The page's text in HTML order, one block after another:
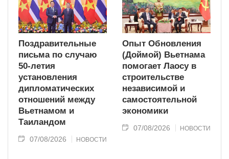
Поздравительные
письма по случаю
50-летия
установления
дипломатических
отношений между
Вьетнамом и
Таиландом
07/08/2026 НОВОСТИ
Опыт Обновления
(Доймой) Вьетнама
помогает Лаосу в
строительстве
независимой и
самостоятельной
экономики
07/08/2026 НОВОСТИ